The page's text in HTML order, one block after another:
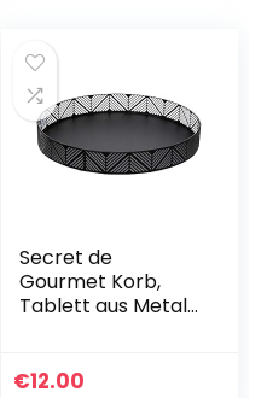
Secret de
Gourmet Korb,
Tablett aus Metall,
30 cm
€12.00